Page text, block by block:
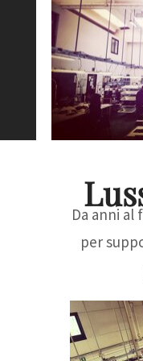
Da anni al
per